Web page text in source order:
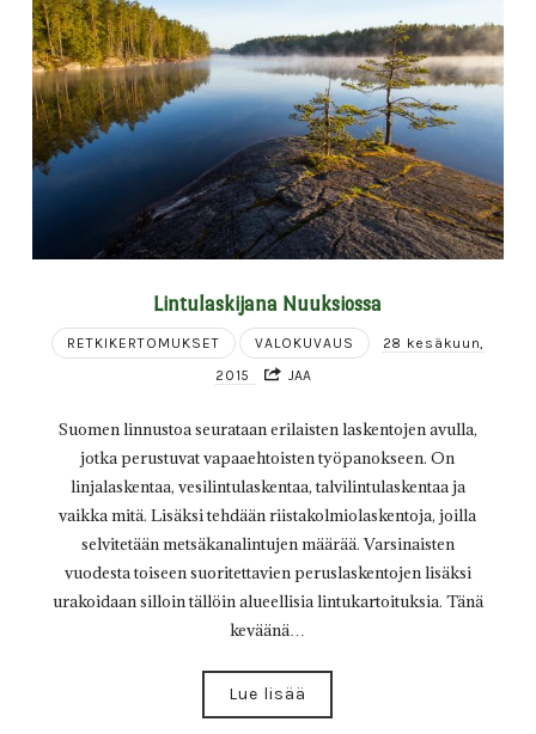
Lintulaskijana Nuuksiossa
RETKIKERTOMUKSET VALOKUVAUS
28 kesäkuun,
2015
JAA
Suomen linnustoa seurataan erilaisten laskentojen avulla,
jotka perustuvat vapaaehtoisten työpanokseen. On
linjalaskentaa, vesilintulaskentaa, talvilintulaskentaa ja
vaikka mitä. Lisäksi tehdään riistakolmiolaskentoja, joilla
selvitetään metsäkanalintujen määrää. Varsinaisten
vuodesta toiseen suoritettavien peruslaskentojen lisäksi
urakoidaan silloin tällöin alueellisia lintukartoituksia. Tänä
keväänä…
Lue lisää